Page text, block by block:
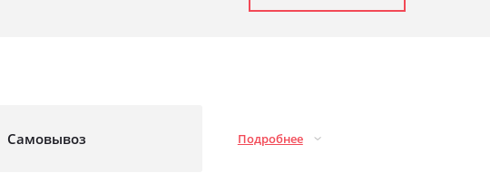
Самовывоз Подробнее